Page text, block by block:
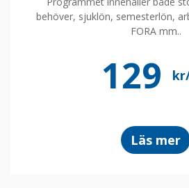
behöver, sjuklön, semesterlön,
FORA mm..
129
Läs mer